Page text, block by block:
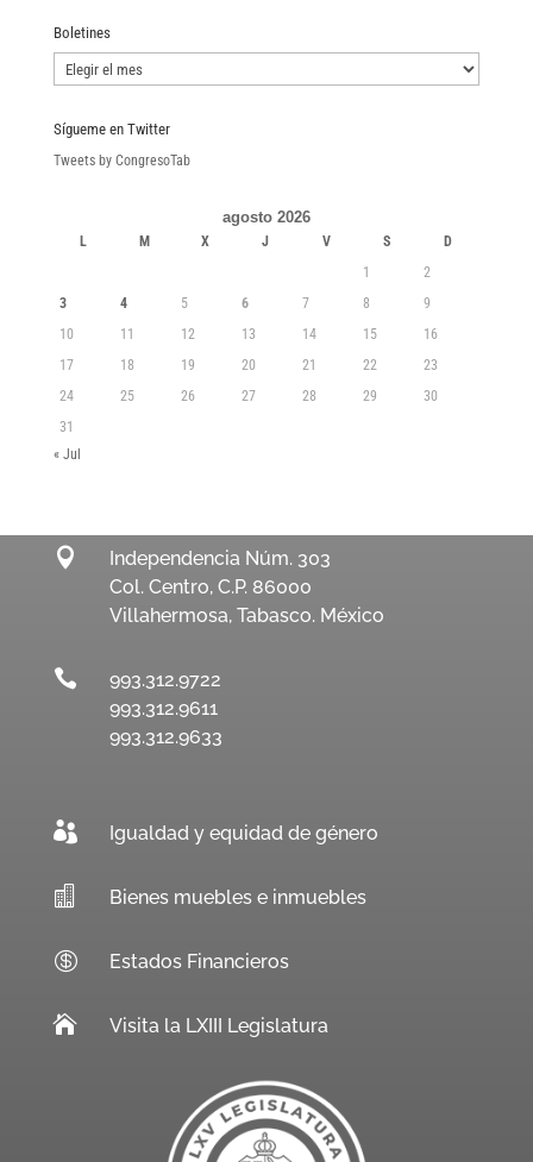
Boletines
Boletines
Sígueme en Twitter
Tweets by CongresoTab
agosto 2026
L M X J V S
D
1
2
3
4 5 6 7 8
9
10
11 12 13 14 15
16
17
18 19 20 21 22
23
24
25 26 27 28 29
30
31
« Jul

Independencia Núm. 303
Col. Centro, C.P. 86000
Villahermosa, Tabasco. México

993.312.9722
993.312.9611
993.312.9633
 Igualdad y equidad de género
 Bienes muebles e inmuebles
 Estados Financieros
 Visita la LXIII Legislatura